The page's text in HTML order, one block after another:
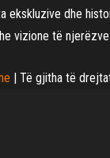
ekskluzive dhe
vizione të
| Të gjitha të